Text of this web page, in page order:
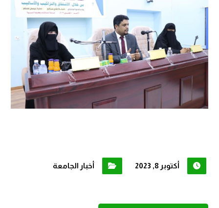
أكتوبر 8, 2023 أخبار الجامعة